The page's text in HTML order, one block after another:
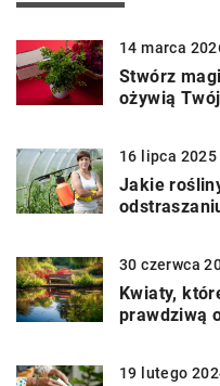
14 marca
Stwórz
ożywią
16 lipca 2025
Jakie
30 czerwca
Kwiaty,
prawdziwą
19 lutego